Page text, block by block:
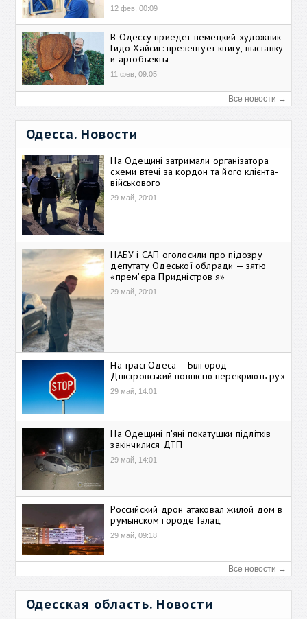
12 фев, 00:09
В Одессу приедет немецкий художник
Гидо Хайсиг: презентует книгу, выставку
и артобъекты
11 фев, 09:05
Все новости →
Одесса. Новости
На Одещині затримали організатора
схеми втечі за кордон та його клієнта-
військового
29 май, 20:01
НАБУ і САП оголосили про підозру
депутату Одеської облради — зятю
«прем'єра Придністров'я»
29 май, 20:01
На трасі Одеса – Білгород-
Дністровський повністю перекриють рух
29 май, 14:01
На Одещині п'яні покатушки підлітків
закінчилися ДТП
29 май, 14:01
Российский дрон атаковал жилой дом в
румынском городе Галац
29 май, 09:18
Все новости →
Одесская область. Новости